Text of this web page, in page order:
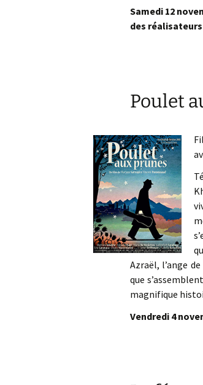
Samedi 12
des
Poulet
Azraël, l’ange
que
magnifique
Vendredi 4